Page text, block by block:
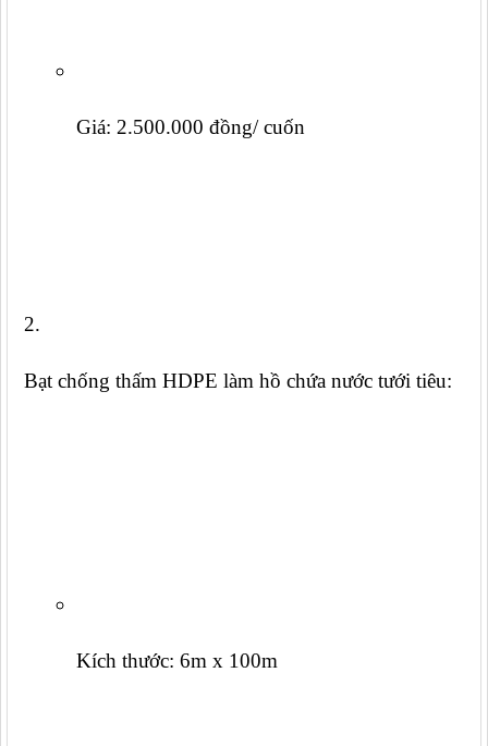
Giá: 2.500.000 đồng/ cuốn
Bạt chống thấm HDPE làm hồ chứa nước tưới tiêu:
Kích thước: 6m x 100m